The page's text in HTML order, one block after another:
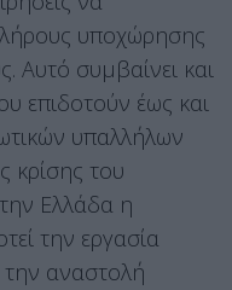
υποχώρησης
Αυτό συμβαίνει και
επιδοτούν έως και
υπαλλήλων
κρίσης του
Ελλάδα η
την εργασία
την αναστολή